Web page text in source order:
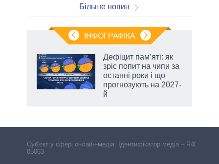
Більше новин
ІНФОГРАФІКА
Дефіцит пам’яті: як
зріс попит на чипи за
останні роки і що
прогнозують на 2027-
й
Cуб'єкт у сфері онлайн-медіа. Ідентифікатор медіа – R40-
05063